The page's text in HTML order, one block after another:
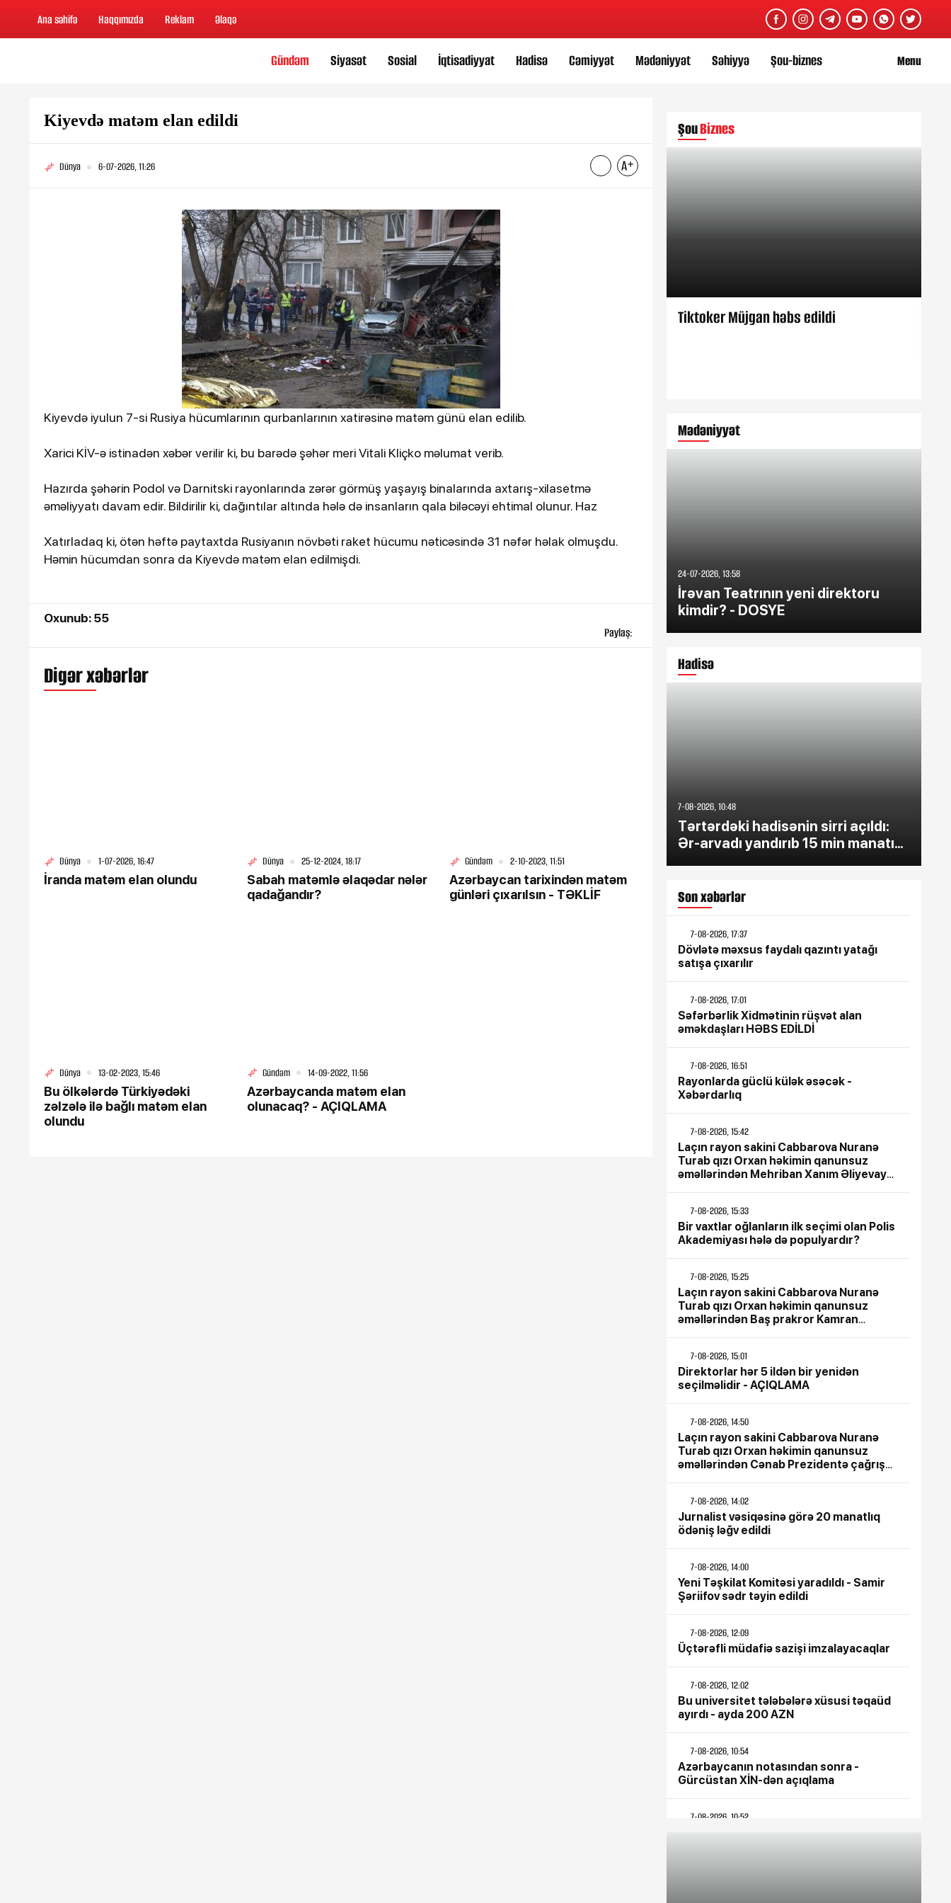
Ana səhifə Haqqımızda Reklam Əlaqə
Gündəm Siyasət Sosial İqtisadiyyat Hadisə Cəmiyyət Mədəniyyət Səhiyyə Şou-biznes Menu
Kiyevdə matəm elan edildi
Dünya 6-07-2026, 11:26
Kiyevdə iyulun 7-si Rusiya hücumlarının qurbanlarının xatirəsinə matəm günü elan edilib.
Xarici KİV-ə istinadən xəbər verilir ki, bu barədə şəhər meri Vitali Kliçko məlumat verib.
Hazırda şəhərin Podol və Darnitski rayonlarında zərər görmüş yaşayış binalarında axtarış-xilasetmə
əməliyyatı davam edir. Bildirilir ki, dağıntılar altında hələ də insanların qala biləcəyi ehtimal olunur. Haz
Xatırladaq ki, ötən həftə paytaxtda Rusiyanın növbəti raket hücumu nəticəsində 31 nəfər həlak olmuşdu.
Həmin hücumdan sonra da Kiyevdə matəm elan edilmişdi.
Oxunub: 55
Paylaş:
Digər xəbərlər
Dünya 1-07-2026, 16:47
İranda matəm elan olundu
Dünya 25-12-2024, 18:17
Sabah matəmlə əlaqədar nələr
qadağandır?
Gündəm 2-10-2023, 11:51
Azərbaycan tarixindən matəm
günləri çıxarılsın - TƏKLİF
Dünya 13-02-2023, 15:46
Bu ölkələrdə Türkiyədəki
zəlzələ ilə bağlı matəm elan
olundu
Gündəm 14-09-2022, 11:56
Azərbaycanda matəm elan
olunacaq? - AÇIQLAMA
ŞouBiznes
Tiktoker Müjgan həbs edildi
Mədəniyyət
24-07-2026, 13:58
İrəvan Teatrının yeni direktoru
kimdir? - DOSYE
Hadisə
7-08-2026, 10:48
Tərtərdəki hadisənin sirri açıldı:
Ər-arvadı yandırıb 15 min manatı
Son xəbərlər
7-08-2026, 17:37
Dövlətə məxsus faydalı qazıntı yatağı
satışa çıxarılır
7-08-2026, 17:01
Səfərbərlik Xidmətinin rüşvət alan
əməkdaşları HƏBS EDİLDİ
7-08-2026, 16:51
Rayonlarda güclü külək əsəcək -
Xəbərdarlıq
7-08-2026, 15:42
Laçın rayon sakini Cabbarova Nuranə
Turab qızı Orxan həkimin qanunsuz
əməllərindən Mehriban Xanım Əliyevaya
7-08-2026, 15:33
Bir vaxtlar oğlanların ilk seçimi olan Polis
Akademiyası hələ də populyardır?
7-08-2026, 15:25
Laçın rayon sakini Cabbarova Nuranə
Turab qızı Orxan həkimin qanunsuz
əməllərindən Baş prakror Kamran
7-08-2026, 15:01
Direktorlar hər 5 ildən bir yenidən
seçilməlidir - AÇIQLAMA
7-08-2026, 14:50
Laçın rayon sakini Cabbarova Nuranə
Turab qızı Orxan həkimin qanunsuz
əməllərindən Cənab Prezidentə çağrış
7-08-2026, 14:02
Jurnalist vəsiqəsinə görə 20 manatlıq
ödəniş ləğv edildi
7-08-2026, 14:00
Yeni Təşkilat Komitəsi yaradıldı - Samir
Şəriifov sədr təyin edildi
7-08-2026, 12:09
Üçtərəfli müdafiə sazişi imzalayacaqlar
7-08-2026, 12:02
Bu universitet tələbələrə xüsusi təqaüd
ayırdı - ayda 200 AZN
7-08-2026, 10:54
Azərbaycanın notasından sonra -
Gürcüstan XİN-dən açıqlama
7-08-2026, 10:52